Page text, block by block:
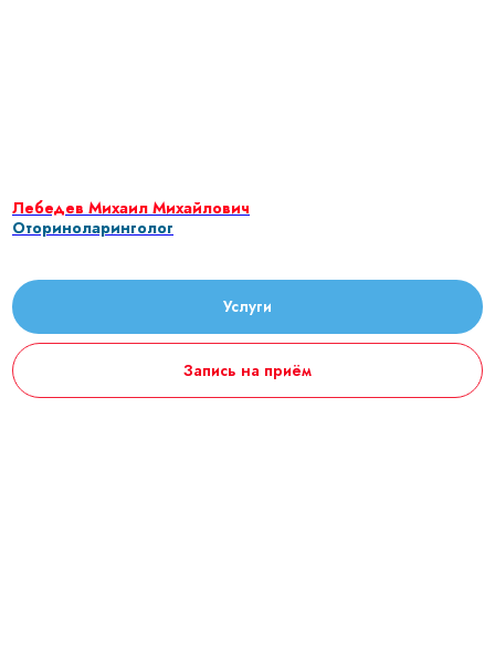
Лебедев Михаил Михайлович
Оториноларинголог
Услуги
Запись на приём